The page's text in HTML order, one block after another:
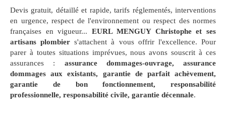
Devis gratuit, détaillé et rapide, tarifs réglementés, interventions
en urgence, respect de l'environnement ou respect des normes
françaises en vigueur... EURL MENGUY Christophe et ses
artisans plombier s'attachent à vous offrir l'excellence. Pour
parer à toutes situations imprévues, nous avons souscrit à ces
assurances : assurance dommages-ouvrage, assurance
dommages aux existants, garantie de parfait achèvement,
garantie de bon fonctionnement, responsabilité
professionnelle, responsabilité civile, garantie décennale.